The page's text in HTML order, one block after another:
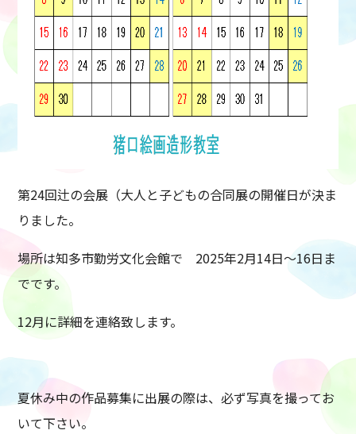
第24回辻の会展（大人と子どもの合同展の開催日が決ま
りました。
場所は知多市勤労文化会館で 2025年2月14日～16日ま
でです。
12月に詳細を連絡致します。
夏休み中の作品募集に出展の際は、必ず写真を撮ってお
いて下さい。